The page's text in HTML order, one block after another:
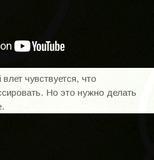
чувствуется, что
Но это нужно делать